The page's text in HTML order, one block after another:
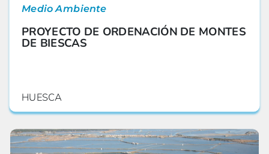
Medio Ambiente
PROYECTO DE ORDENACIÓN DE MONTES
DE BIESCAS
HUESCA